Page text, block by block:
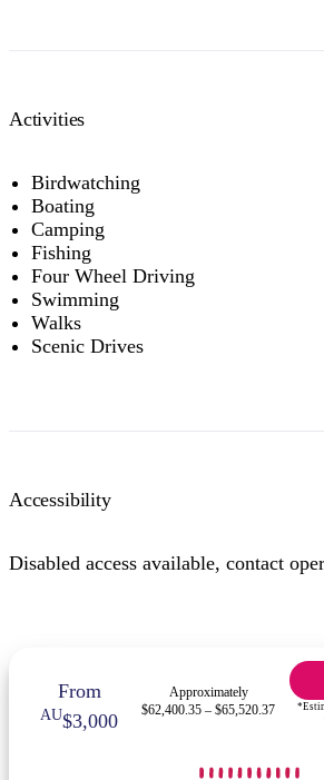
Activities
Birdwatching
Boating
Camping
Fishing
Four Wheel Driving
Swimming
Walks
Scenic Drives
Accessibility
Disabled access available, contact
From
AU$3,000
Approximately
$62,400.35 – $65,520.37